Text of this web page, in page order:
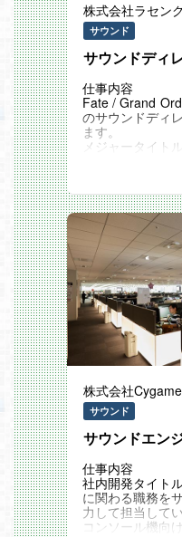
届けるためには
役割を担っており
数多くのタイト
ムでワールドワ
営できるよう、
ション体制の強
ム全体の強化を
魅力ややりがい
経験
ンにより、ワー
から発売までに
ーバルな知見と
また、業務効率
翻訳の効率化や
おり、そちらの
株式会社ラセン
サウンド
サウンドディ
仕事内容
Fate / Grand
のサウンドディ
ます。
メジャータイト
常にやりがいの
サウンドスタッ
いう部署に所属
横断的に参画す
少数精鋭で責任
を実現し易いチ
【業務詳細】
・サウンドコン
・社内および協
口等の管理業務
・楽曲、効果音
検討）
・収録業務
・実機への組み
株式会社
サウンド
サウンドエン
仕事内容
社内開発タイト
に関わる職務を
力して担当して
コンソール機向